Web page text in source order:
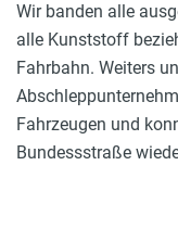
Wir banden alle
alle Kunststoff
Fahrbahn. Weiters
Fahrzeugen und
Bundessstraße